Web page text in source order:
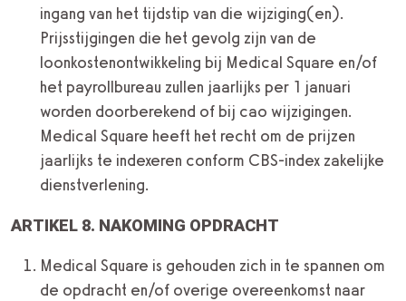
ingang van het tijdstip van die wijziging(en).
Prijsstijgingen die het gevolg zijn van de
loonkostenontwikkeling bij Medical Square en/of
het payrollbureau zullen jaarlijks per 1 januari
worden doorberekend of bij cao wijzigingen.
Medical Square heeft het recht om de prijzen
jaarlijks te indexeren conform CBS-index zakelijke
dienstverlening.
ARTIKEL 8. NAKOMING OPDRACHT
Medical Square is gehouden zich in te spannen om
de opdracht en/of overige overeenkomst naar